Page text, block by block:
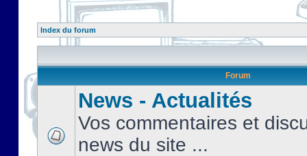
Index du forum
Forum
News - Actualités
Vos commentaires et
news du site ...